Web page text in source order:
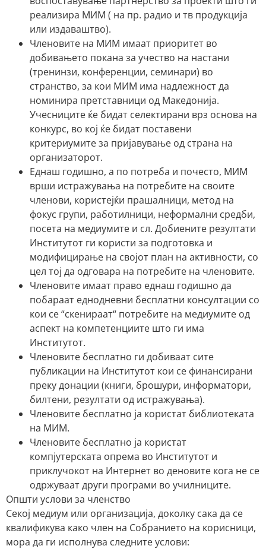
реализира МИМ ( на пр. радио и тв продукција
или издаваштво).
Членовите на МИМ имаат приоритет во
добивањето покана за учество на настани
(тренинзи, конференции, семинари) во
странство, за кои МИМ има надлежност да
номинира претставници од Македонија.
Учесниците ќе бидат селектирани врз основа на
конкурс, во кој ќе бидат поставени
критериумите за пријавување од страна на
организаторот.
Еднаш годишно, а по потреба и почесто, МИМ
врши истражувања на потребите на своите
членови, користејќи прашалници, метод на
фокус групи, работилници, неформални средби,
посета на медиумите и сл. Добиените резултати
Институтот ги користи за подготовка и
модифицирање на својот план на активности, со
цел тој да одговара на потребите на членовите.
Членовите имаат право еднаш годишно да
побараат еднодневни бесплатни консултации со
кои се “скенираат“ потребите на медиумите од
аспект на компетенциите што ги има
Институтот.
Членовите бесплатно ги добиваат сите
публикации на Институтот кои се финансирани
преку донации (книги, брошури, информатори,
билтени, резултати од истражувања).
Членовите бесплатно ја користат библиотеката
на МИМ.
Членовите бесплатно ја користат
компјутерската опрема во Институтот и
приклучокот на Интернет во деновите кога не се
одржуваат други програми во училниците.
Општи услови за членство
Секој медиум или организација, доколку сака да се
квалификува како член на Собранието на корисници,
мора да ги исполнува следните услови: